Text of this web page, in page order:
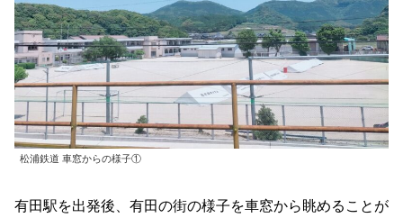
松浦鉄道 車窓からの様子①
有田駅を出発後、有田の街の様子を車窓から眺めることが